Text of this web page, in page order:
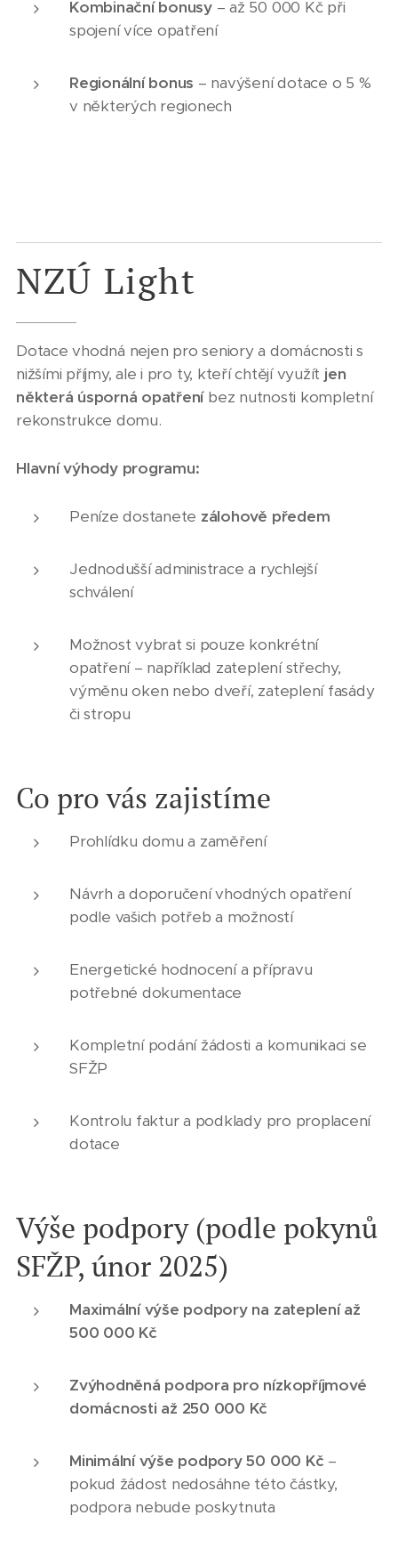
Kombinační bonusy– až 50 000 Kč při
spojení více opatření
Regionální bonus – navýšení dotace o 5 %
v některých regionech
NZÚ Light
Dotace vhodná nejen pro seniory a domácnosti s
nižšími příjmy, ale i pro ty, kteří chtějí využít jen
některá úsporná opatřeníbez nutnosti kompletní
rekonstrukce domu.
Hlavní výhody programu:
Peníze dostanete zálohově předem
Jednodušší administrace a rychlejší
schválení
Možnost vybrat si pouze konkrétní
opatření – například zateplení střechy,
výměnu oken nebo dveří, zateplení fasády
či stropu
Co pro vás zajistíme
Prohlídku domu a zaměření
Návrh a doporučení vhodných opatření
podle vašich potřeb a možností
Energetické hodnocení a přípravu
potřebné dokumentace
Kompletní podání žádosti a komunikaci se
SFŽP
Kontrolu faktur a podklady pro proplacení
dotace
Výše podpory (podle pokynů
SFŽP, únor 2025)
Maximální výše podpory na zateplení až
500 000 Kč
Zvýhodněná podpora pro nízkopříjmové
domácnosti až 250 000 Kč
Minimální výše podpory 50 000 Kč –
pokud žádost nedosáhne této částky,
podpora nebude poskytnuta